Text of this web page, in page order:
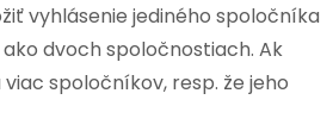
vyhlásenie jediného spoločníka
dvoch spoločnostiach. Ak
spoločníkov, resp. že jeho